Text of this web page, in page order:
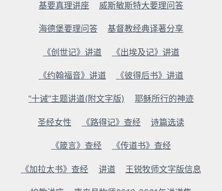
基要真理讲座 威斯敏斯特大要理问答
海德堡要理问答 基督教经典译著分享
《创世记》讲道 《出埃及记》讲道
《约翰福音》讲道 《彼得后书》讲道
“十诫”主题讲道(附文字版) 耶稣所行的神迹
圣经女性 《路得记》查经 诗篇选读
《箴言》查经 《传道书》查经
《加拉太书》查经 讲道 王锐牧师文字版信息